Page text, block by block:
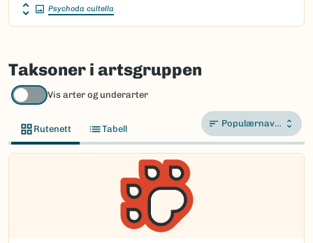
Psychoda cultella
Taksoner i artsgruppen
Vis arter og underarter
Rutenett Tabell Populærnavn A-Å